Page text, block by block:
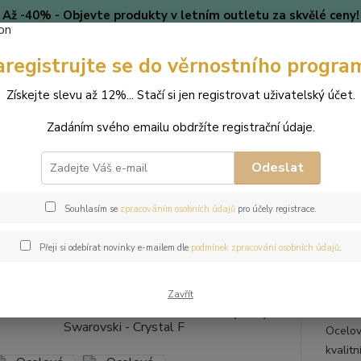
Až -40% - Objevte produkty v letním outletu za skvělé ceny!
🎄 VÁNOCE Blog
Hledat
(Po-
Ocelové visací náušnice Princess Rivoli s krystaly
visací náušnice Princess
se do věrnostního
Získejte slevu až 12%... Stačí si jen registrovat uživatelský účet.
Zadáním svého emailu obdržíte registrační údaje.
Odeslat
Souhlasím se zpracováním osobních údajůpro účely registrace.
Přeji si odebírat novinky e-mailem dle podmínek zpracování osobních údajů.
Zavřít